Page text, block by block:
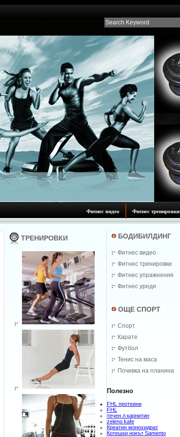
Фитнес видео Фитнес тренировки
ТРЕНИРОВКИ БОДИБИЛДИНГ
Фитнес видео
Фитнес тренировки
Фитнес упражнения
Фитнес уреди
ОЩЕ СПОРТ
Спорт
Карате
Футбол
Тенис на маса
Почивка на планина
Полезно
FHL протеини
FHL
течен л карнитин
zeleno kafe
Креатин монохидрат
Котешки нокът Samento